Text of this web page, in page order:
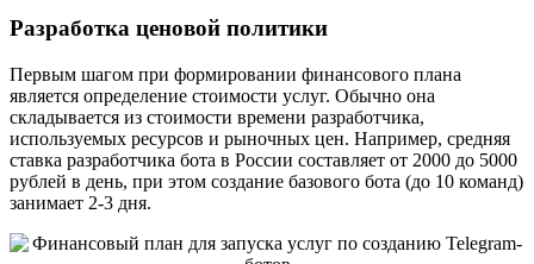
Разработка ценовой политики
Первым шагом при формировании финансового плана
является определение стоимости услуг. Обычно она
складывается из стоимости времени разработчика,
используемых ресурсов и рыночных цен. Например, средняя
ставка разработчика бота в России составляет от 2000 до 5000
рублей в день, при этом создание базового бота (до 10 команд)
занимает 2-3 дня.